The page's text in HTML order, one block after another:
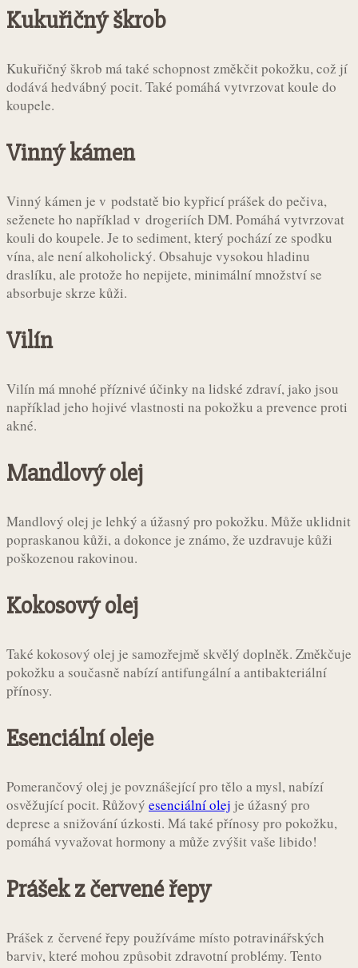
Kukuřičný škrob
Kukuřičný škrob má také schopnost změkčit pokožku, což jí
dodává hedvábný pocit. Také pomáhá vytvrzovat koule do
koupele.
Vinný kámen
Vinný kámen je v podstatě bio kypřicí prášek do pečiva,
seženete ho například v drogeriích DM. Pomáhá vytvrzovat
kouli do koupele. Je to sediment, který pochází ze spodku
vína, ale není alkoholický. Obsahuje vysokou hladinu
draslíku, ale protože ho nepijete, minimální množství se
absorbuje skrze kůži.
Vilín
Vilín má mnohé příznivé účinky na lidské zdraví, jako jsou
například jeho hojivé vlastnosti na pokožku a prevence proti
akné.
Mandlový olej
Mandlový olej je lehký a úžasný pro pokožku. Může uklidnit
popraskanou kůži, a dokonce je známo, že uzdravuje kůži
poškozenou rakovinou.
Kokosový olej
Také kokosový olej je samozřejmě skvělý doplněk. Změkčuje
pokožku a současně nabízí antifungální a antibakteriální
přínosy.
Esenciální oleje
Pomerančový olej je povznášející pro tělo a mysl, nabízí
osvěžující pocit. Růžový esenciální olej je úžasný pro
deprese a snižování úzkosti. Má také přínosy pro pokožku,
pomáhá vyvažovat hormony a může zvýšit vaše libido!
Prášek z červené řepy
Prášek z červené řepy používáme místo potravinářských
barviv, které mohou způsobit zdravotní problémy. Tento